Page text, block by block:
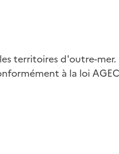
territoires d'outre-
à la loi